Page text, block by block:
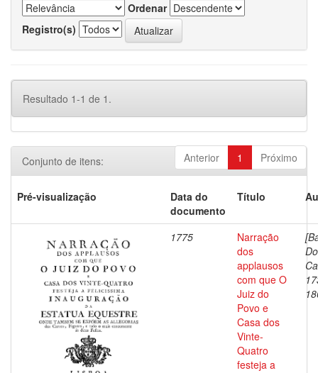
Ordenar
Registro(s)
Resultado 1-1 de 1.
Anterior 1 Próximo
Conjunto de itens:
Pré-visualização
Data do
documento
Título
1775
Narração
dos
applausos
com que O
Juiz do
Povo e
Casa dos
Vinte-
Quatro
festeja a